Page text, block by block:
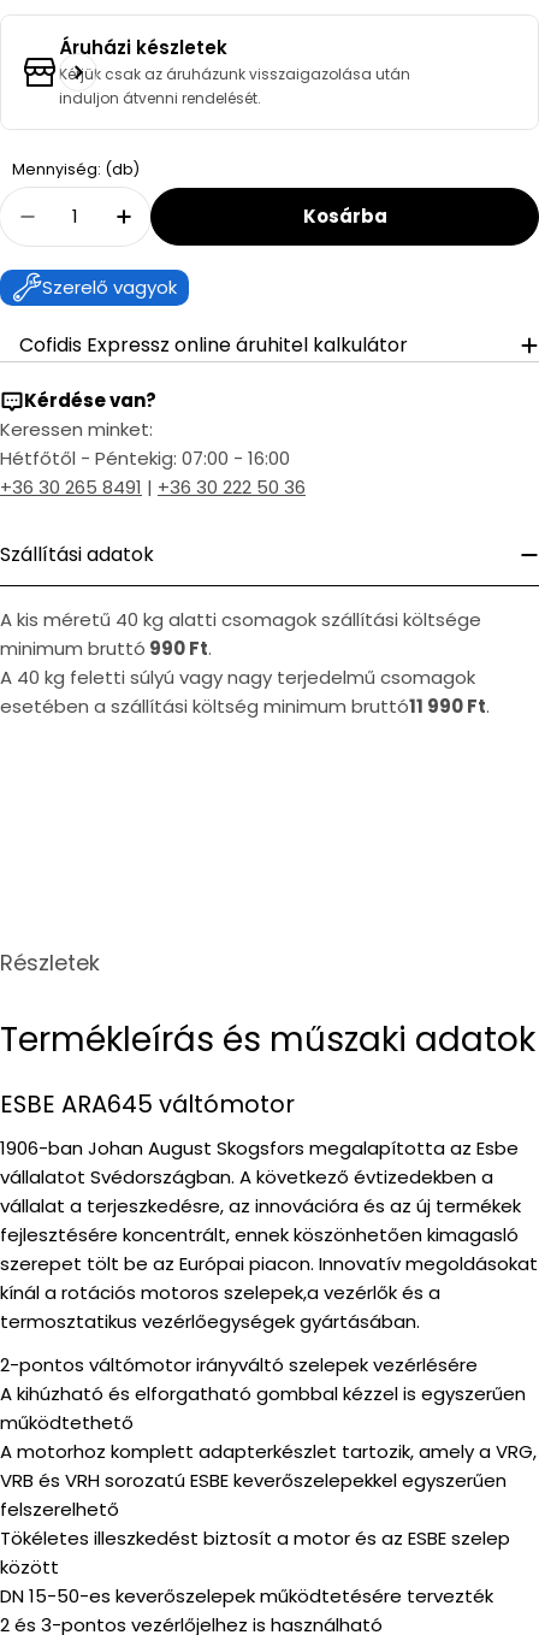
Áruházi készletek
Kérjük csak az áruházunk visszaigazolása után
induljon átvenni rendelését.
Mennyiség: (db)Quantity
Decrease Quantity For ESBE ARA645
Increase Quantity For ESBE
Kosárba
Szerelő vagyok
Cofidis Expressz online áruhitel kalkulátor
Kérdése van?
Keressen minket:
Hétfőtől - Péntekig: 07:00 - 16:00
+36 30 265 8491 | +36 30 222 50 36
Szállítási adatok
A kis méretű 40 kg alatti csomagok szállítási költsége
minimum bruttó 990 Ft.
A 40 kg feletti súlyú vagy nagy terjedelmű csomagok
esetében a szállítási költség minimum bruttó11 990 Ft.
Részletek
Termékleírás és műszaki adatok
ESBE ARA645 váltómotor
1906-ban Johan August Skogsfors megalapította az Esbe
vállalatot Svédországban. A következő évtizedekben a
vállalat a terjeszkedésre, az innovációra és az új termékek
fejlesztésére koncentrált, ennek köszönhetően kimagasló
szerepet tölt be az Európai piacon. Innovatív megoldásokat
kínál a rotációs motoros szelepek,a vezérlők és a
termosztatikus vezérlőegységek gyártásában.
2-pontos váltómotor irányváltó szelepek vezérlésére
A kihúzható és elforgatható gombbal kézzel is egyszerűen
működtethető
A motorhoz komplett adapterkészlet tartozik, amely a VRG,
VRB és VRH sorozatú ESBE keverőszelepekkel egyszerűen
felszerelhető
Tökéletes illeszkedést biztosít a motor és az ESBE szelep
között
DN 15-50-es keverőszelepek működtetésére tervezték
2 és 3-pontos vezérlőjelhez is használható